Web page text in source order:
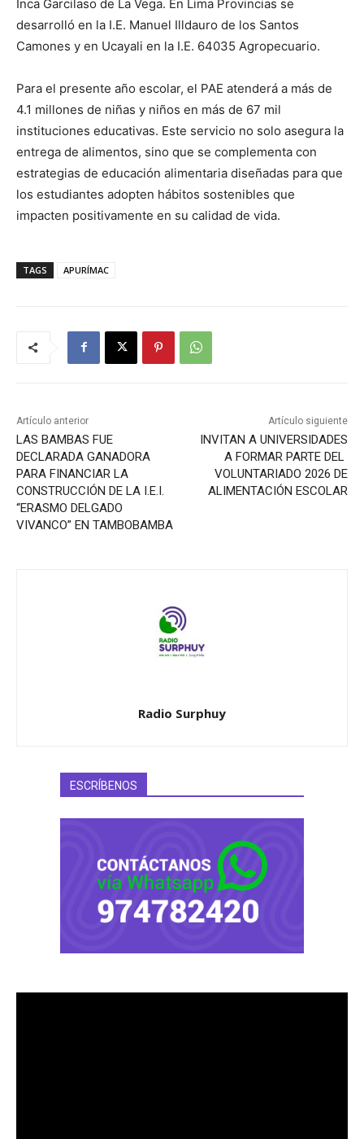
Inca Garcilaso de La Vega. En Lima Provincias se
desarrolló en la I.E. Manuel Illdauro de los Santos
Camones y en Ucayali en la I.E. 64035 Agropecuario.
Para el presente año escolar, el PAE atenderá a más de
4.1 millones de niñas y niños en más de 67 mil
instituciones educativas. Este servicio no solo asegura la
entrega de alimentos, sino que se complementa con
estrategias de educación alimentaria diseñadas para que
los estudiantes adopten hábitos sostenibles que
impacten positivamente en su calidad de vida.
TAGS APURÍMAC
Artículo anterior
LAS BAMBAS FUE
DECLARADA GANADORA
PARA FINANCIAR LA
CONSTRUCCIÓN DE LA I.E.I.
“ERASMO DELGADO
VIVANCO” EN TAMBOBAMBA
Artículo siguiente
INVITAN A UNIVERSIDADES
A FORMAR PARTE DEL
VOLUNTARIADO 2026 DE
ALIMENTACIÓN ESCOLAR
Radio Surphuy
ESCRÍBENOS